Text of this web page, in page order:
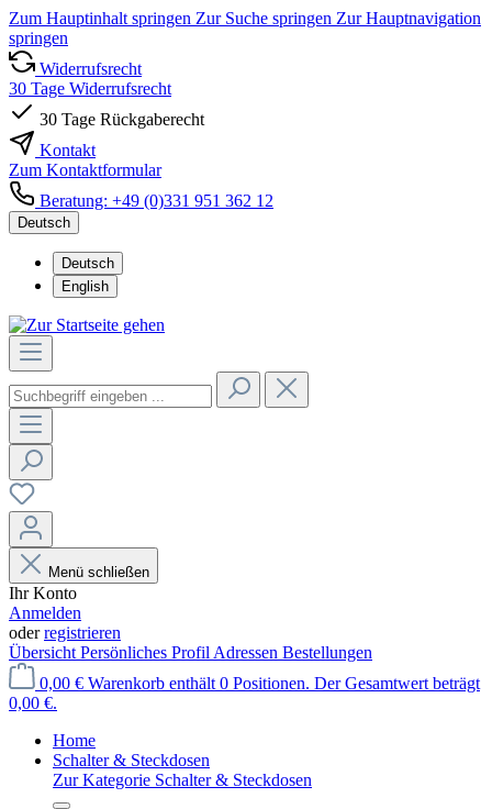
Zum Hauptinhalt springen Zur Suche springen Zur Hauptnavigation
springen
Widerrufsrecht
30 Tage Widerrufsrecht
30 Tage Rückgaberecht
Kontakt
Zum Kontaktformular
Beratung: +49 (0)331 951 362 12
Deutsch
Deutsch
English
Menü schließen
Ihr Konto
Anmelden
oderregistrieren
Übersicht Persönliches Profil Adressen Bestellungen
0,00 € Warenkorb enthält 0 Positionen. Der Gesamtwert beträgt
0,00 €.
Home
Schalter & Steckdosen
Zur Kategorie Schalter & Steckdosen